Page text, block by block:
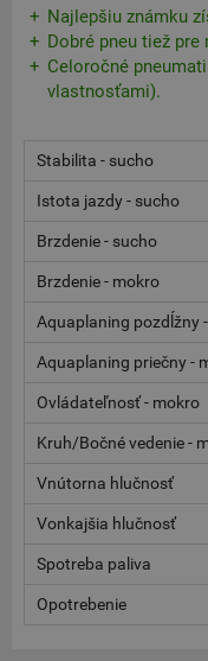
Najlepšiu známku
Dobré pneu tiež pre
Celoročné
vlastnosťami).
Stabilita - sucho
Istota jazdy - sucho
Brzdenie - sucho
Brzdenie - mokro
Aquaplaning pozdĺžny
Aquaplaning priečny -
Ovládateľnosť - mokro
Kruh/Bočné vedenie -
Vnútorna hlučnosť
Vonkajšia hlučnosť
Spotreba paliva
Opotrebenie